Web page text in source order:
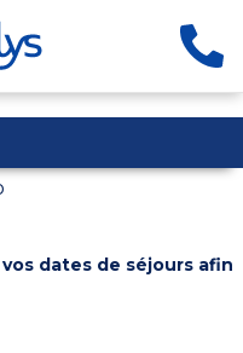
dates de séjours afin